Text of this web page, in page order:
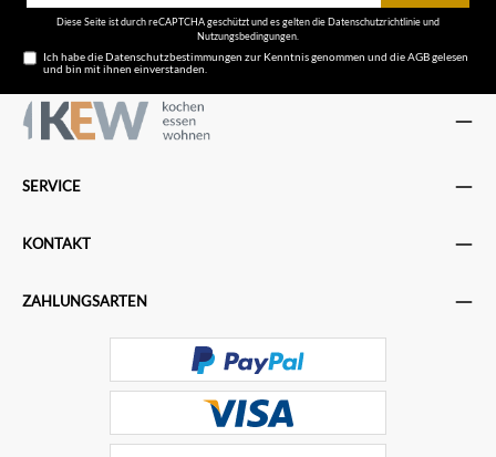
Diese Seite ist durch reCAPTCHA geschützt und es gelten die Datenschutzrichtlinieund
Nutzungsbedingungen.
Ich habe dieDatenschutzbestimmungen zur Kenntnis genommen und dieAGBgelesen
und bin mit ihnen einverstanden.
SERVICE
KONTAKT
ZAHLUNGSARTEN